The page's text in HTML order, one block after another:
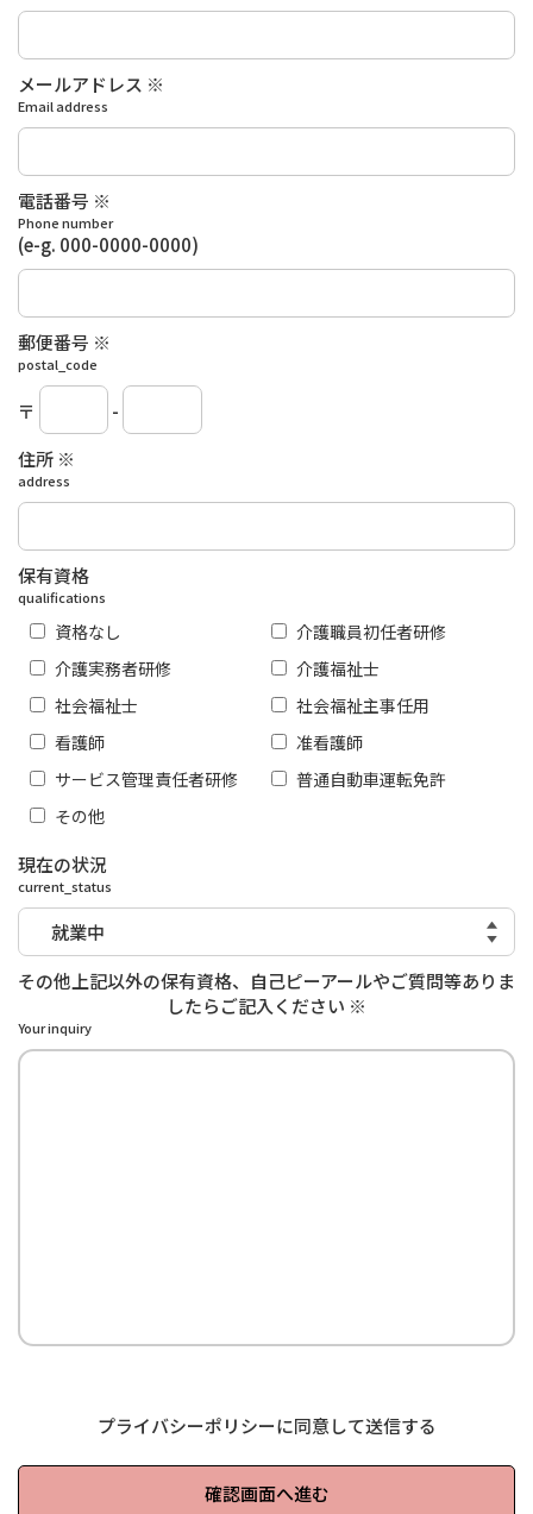
メールアドレス ※
Email address
電話番号 ※
Phone number
(e-g. 000-0000-0000)
郵便番号 ※
postal_code
〒
-
住所 ※
address
保有資格
qualifications
資格なし
介護職員初任者研修
介護実務者研修
介護福祉士
社会福祉士
社会福祉主事任用
看護師
准看護師
サービス管理責任者研修
普通自動車運転免許
その他
現在の状況
current_status
その他上記以外の保有資格、自己ピーアールやご質問等ありま
したらご記入ください ※
Your inquiry
プライバシーポリシーに同意して送信する
確認画面へ進む